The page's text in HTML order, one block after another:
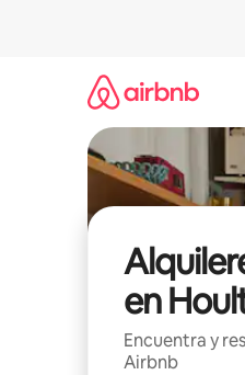
en
Encuentra y
Airbnb